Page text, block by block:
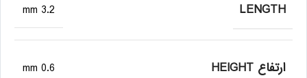
LENGTH
3.2 mm
ارتفاع HEIGHT 0.6 mm